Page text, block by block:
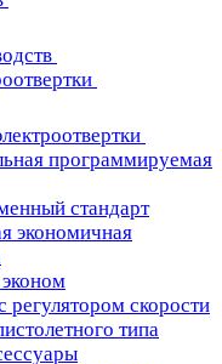
программируемая
стандарт
экономичная
скорости
типа